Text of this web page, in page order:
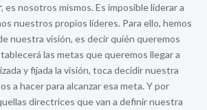
, es nosotros mismos. Es imposible liderar a
nuestros propios líderes. Para ello, hemos
nuestra visión, es decir quién queremos
las metas que queremos llegar a
y fijada la visión, toca decidir nuestra
a hacer para alcanzar esa meta. Y por
directrices que van a definir nuestra